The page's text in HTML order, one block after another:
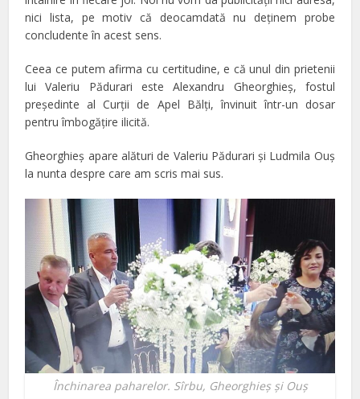
nici lista, pe motiv că deocamdată nu deţinem probe
concludente în acest sens.
Ceea ce putem afirma cu certitudine, e că unul din prietenii
lui Valeriu Pădurari este Alexandru Gheorghieş, fostul
preşedinte al Curţii de Apel Bălţi, învinuit într-un dosar
pentru îmbogăţire ilicită.
Gheorghieş apare alături de Valeriu Pădurari şi Ludmila Ouş
la nunta despre care am scris mai sus.
Închinarea paharelor. Sîrbu, Gheorghieş şi Ouş